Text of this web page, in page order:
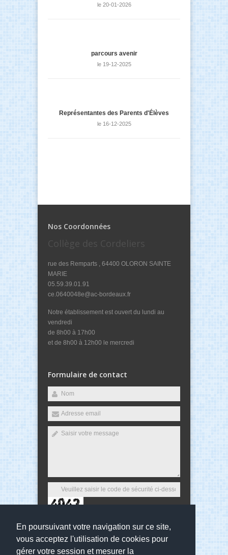
En poursuivant votre navigation sur ce site,
vous acceptez l'utilisation de cookies pour
gérer votre session et mesurer la
le 20-01-2026
parcours avenir
le 19-12-2025
Représentantes des Parents d'Élèves
le 16-12-2025
Nos Coordonnées
Collège des Cordeliers
rue des Remparts , 64400 OLORON SAINTE
MARIE
05.59.39.01.91
ce.0640048e@ac-bordeaux.fr
Notre établissement est ouvert du lundi au
vendredi
de 8h00 à 17h00
et de 8h00 à 12h00 le mercredi
Formulaire de contact
Envoyer